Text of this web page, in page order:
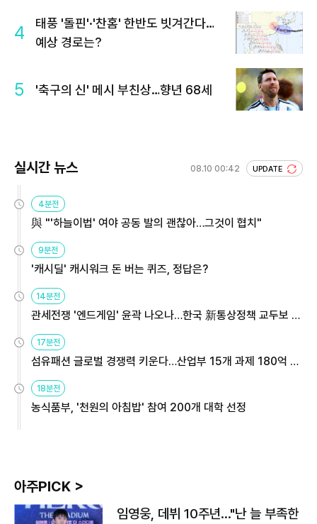
4
태풍 '돌핀'·'찬홈' 한반도 빗겨간다…
예상 경로는?
5 '축구의 신' 메시 부친상…향년 68세
실시간 뉴스 08.10 00:42 UPDATE
4분전
與 "'하늘이법' 여야 공동 발의 괜찮아…그것이 협치"
9분전
'캐시딜' 캐시워크 돈 버는 퀴즈, 정답은?
14분전
관세전쟁 '엔드게임' 윤곽 나오나…한국 新통상정책 교두보 활
용해야
17분전
섬유패션 글로벌 경쟁력 키운다…산업부 15개 과제 180억 지
원
18분전
농식품부, '천원의 아침밥' 참여 200개 대학 선정
아주PICK >
임영웅, 데뷔 10주년…"난 늘 부족한